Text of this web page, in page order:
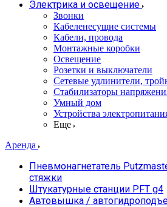
Электрика и освещение
Звонки
Кабеленесущие системы
Кабели, провода
Монтажные коробки
Освещение
Розетки и выключатели
Сетевые удлинители,
Стабилизаторы
Умный дом
Устройства
Еще
Аренда
Пневмонагнетатель
стяжки
Штукатурные станции PFT g4
Автовышка /